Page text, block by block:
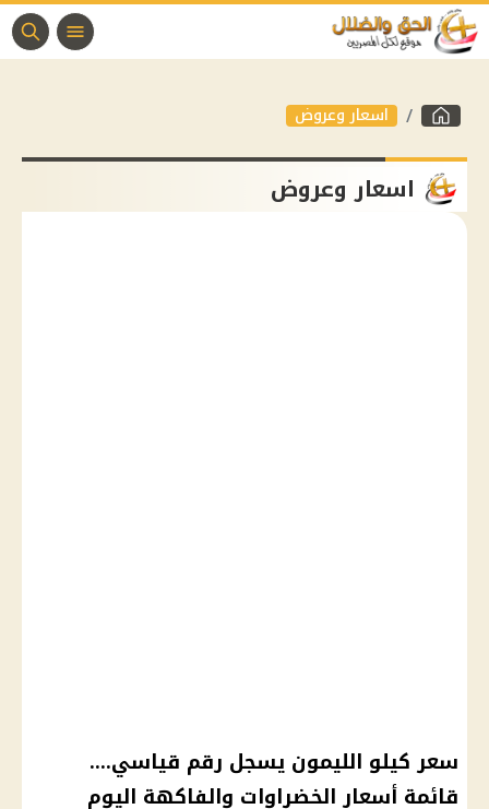
اسعار وعروض
اسعار وعروض
سعر كيلو الليمون يسجل رقم قياسي....
قائمة أسعار الخضراوات والفاكهة اليوم